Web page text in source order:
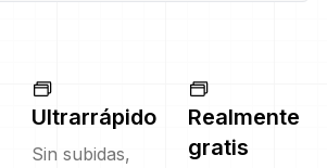
Ultrarrápido
Sin subidas,
Realmente
gratis